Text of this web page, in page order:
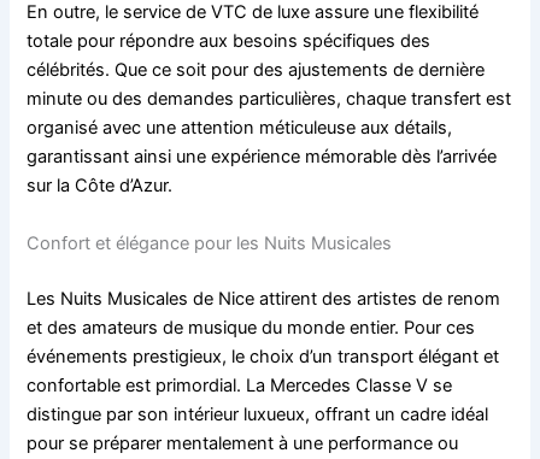
En outre, le service de VTC de luxe assure une flexibilité
totale pour répondre aux besoins spécifiques des
célébrités. Que ce soit pour des ajustements de dernière
minute ou des demandes particulières, chaque transfert est
organisé avec une attention méticuleuse aux détails,
garantissant ainsi une expérience mémorable dès l’arrivée
sur la Côte d’Azur.
Confort et élégance pour les Nuits Musicales
Les Nuits Musicales de Nice attirent des artistes de renom
et des amateurs de musique du monde entier. Pour ces
événements prestigieux, le choix d’un transport élégant et
confortable est primordial. La Mercedes Classe V se
distingue par son intérieur luxueux, offrant un cadre idéal
pour se préparer mentalement à une performance ou